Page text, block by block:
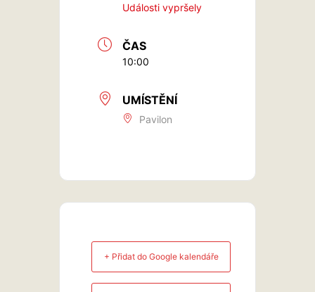
Události vypršely
ČAS
10:00
UMÍSTĚNÍ
Pavilon
+ Přidat do Google kalendáře